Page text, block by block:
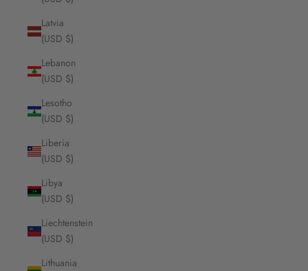
Latvia
(USD $)
Lebanon
(USD $)
Lesotho
(USD $)
Liberia
(USD $)
Libya
(USD $)
Liechtenstein
(USD $)
Lithuania